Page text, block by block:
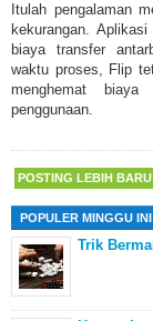
Itulah pengalaman
kekurangan.Aplikasi
biaya transfer
waktu proses, Flip
menghemat
penggunaan.
POSTING LEBIH BARU
POPULER MINGGU INI
Trik